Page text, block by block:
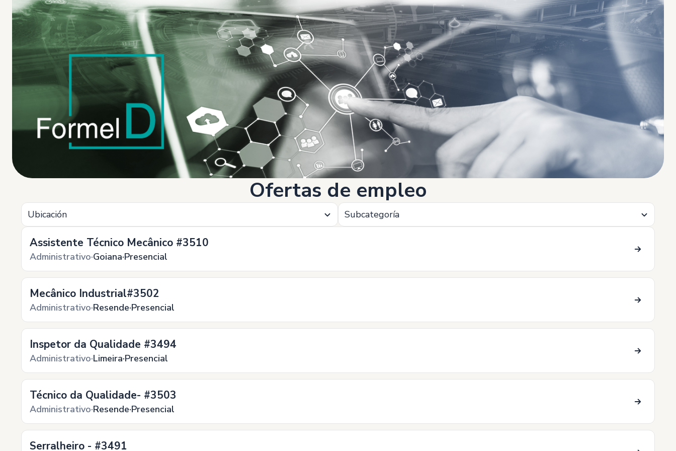
Ofertas de empleo
Ubicación Subcategoría
Assistente Técnico Mecânico #3510
Administrativo Goiana Presencial
Mecânico Industrial#3502
Administrativo Resende Presencial
Inspetor da Qualidade #3494
Administrativo Limeira Presencial
Técnico da Qualidade- #3503
Administrativo Resende Presencial
Serralheiro - #3491